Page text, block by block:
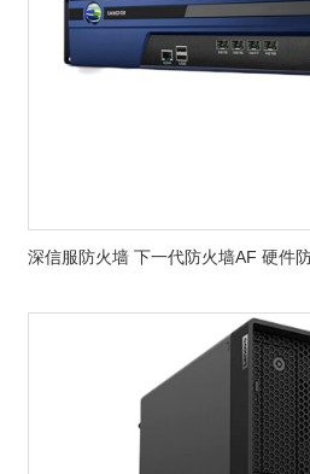
深信服防火墙 下一代防火墙AF 硬件